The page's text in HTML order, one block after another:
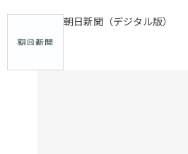
朝日新聞（デジタル版）